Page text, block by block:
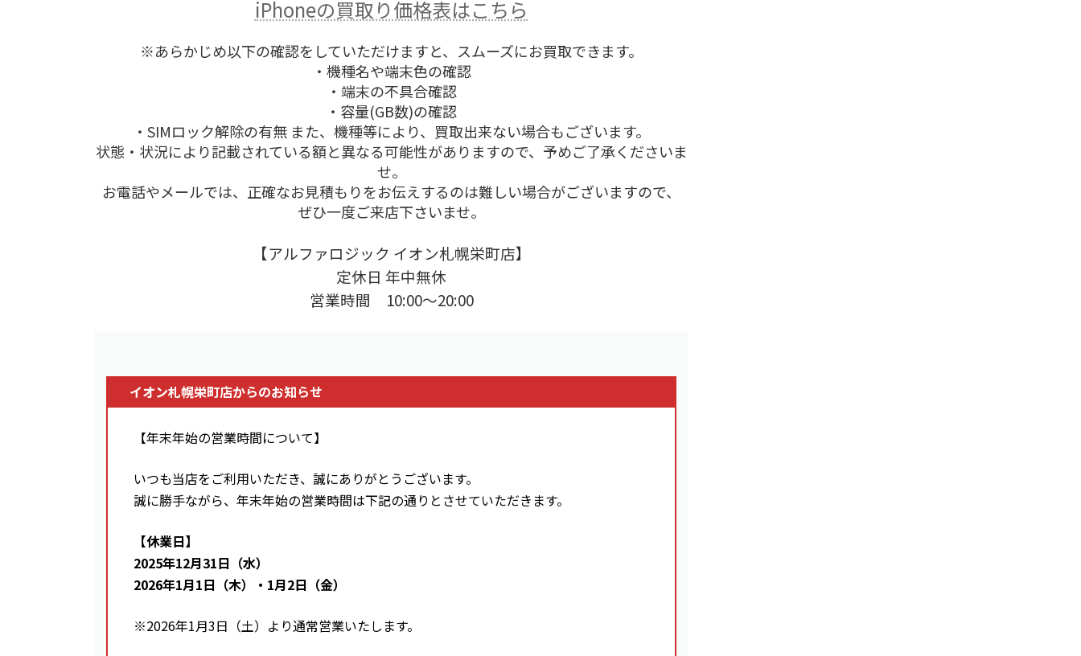
iPhoneの買取り価格表はこちら
※あらかじめ以下の確認をしていただけますと、スムーズにお買取できます。
・機種名や端末色の確認
・端末の不具合確認
・容量(GB数)の確認
・SIMロック解除の有無 また、機種等により、買取出来ない場合もございます。
状態・状況により記載されている額と異なる可能性がありますので、予めご了承くださいま
せ。
お電話やメールでは、正確なお見積もりをお伝えするのは難しい場合がございますので、
ぜひ一度ご来店下さいませ。
【アルファロジック イオン札幌栄町店】
定休日 年中無休
営業時間 10:00～20:00
イオン札幌栄町店からのお知らせ
【年末年始の営業時間について】
いつも当店をご利用いただき、誠にありがとうございます。
誠に勝手ながら、年末年始の営業時間は下記の通りとさせていただきます。
【休業日】
2025年12月31日（水）
2026年1月1日（木）・1月2日（金）
※2026年1月3日（土）より通常営業いたします。